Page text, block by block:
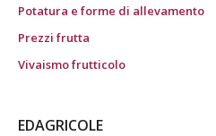
Potatura e forme di allevamento
Prezzi frutta
Vivaismo frutticolo
EDAGRICOLE